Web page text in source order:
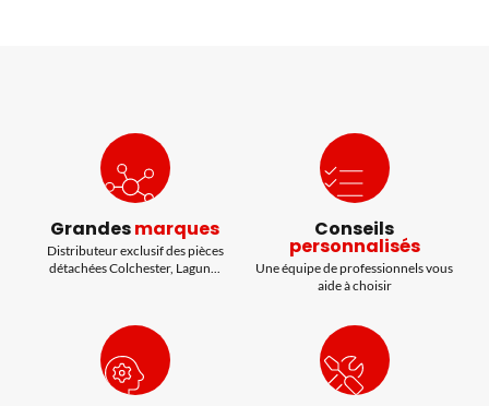
Grandesmarques
Distributeur exclusif des pièces
détachées Colchester, Lagun...
Conseils
personnalisés
Une équipe de professionnels vous
aide à choisir